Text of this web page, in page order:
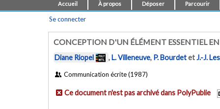
Accueil À propos Déposer Parcourir
Se connecter
CONCEPTION D'UN ÉLÉMENT ESSENTIEL
Diane Riopel ,L. Villeneuve, P. BourdetetJ.-J.
Communication écrite (1987)
Ce document n'est pas archivé dans PolyPublie